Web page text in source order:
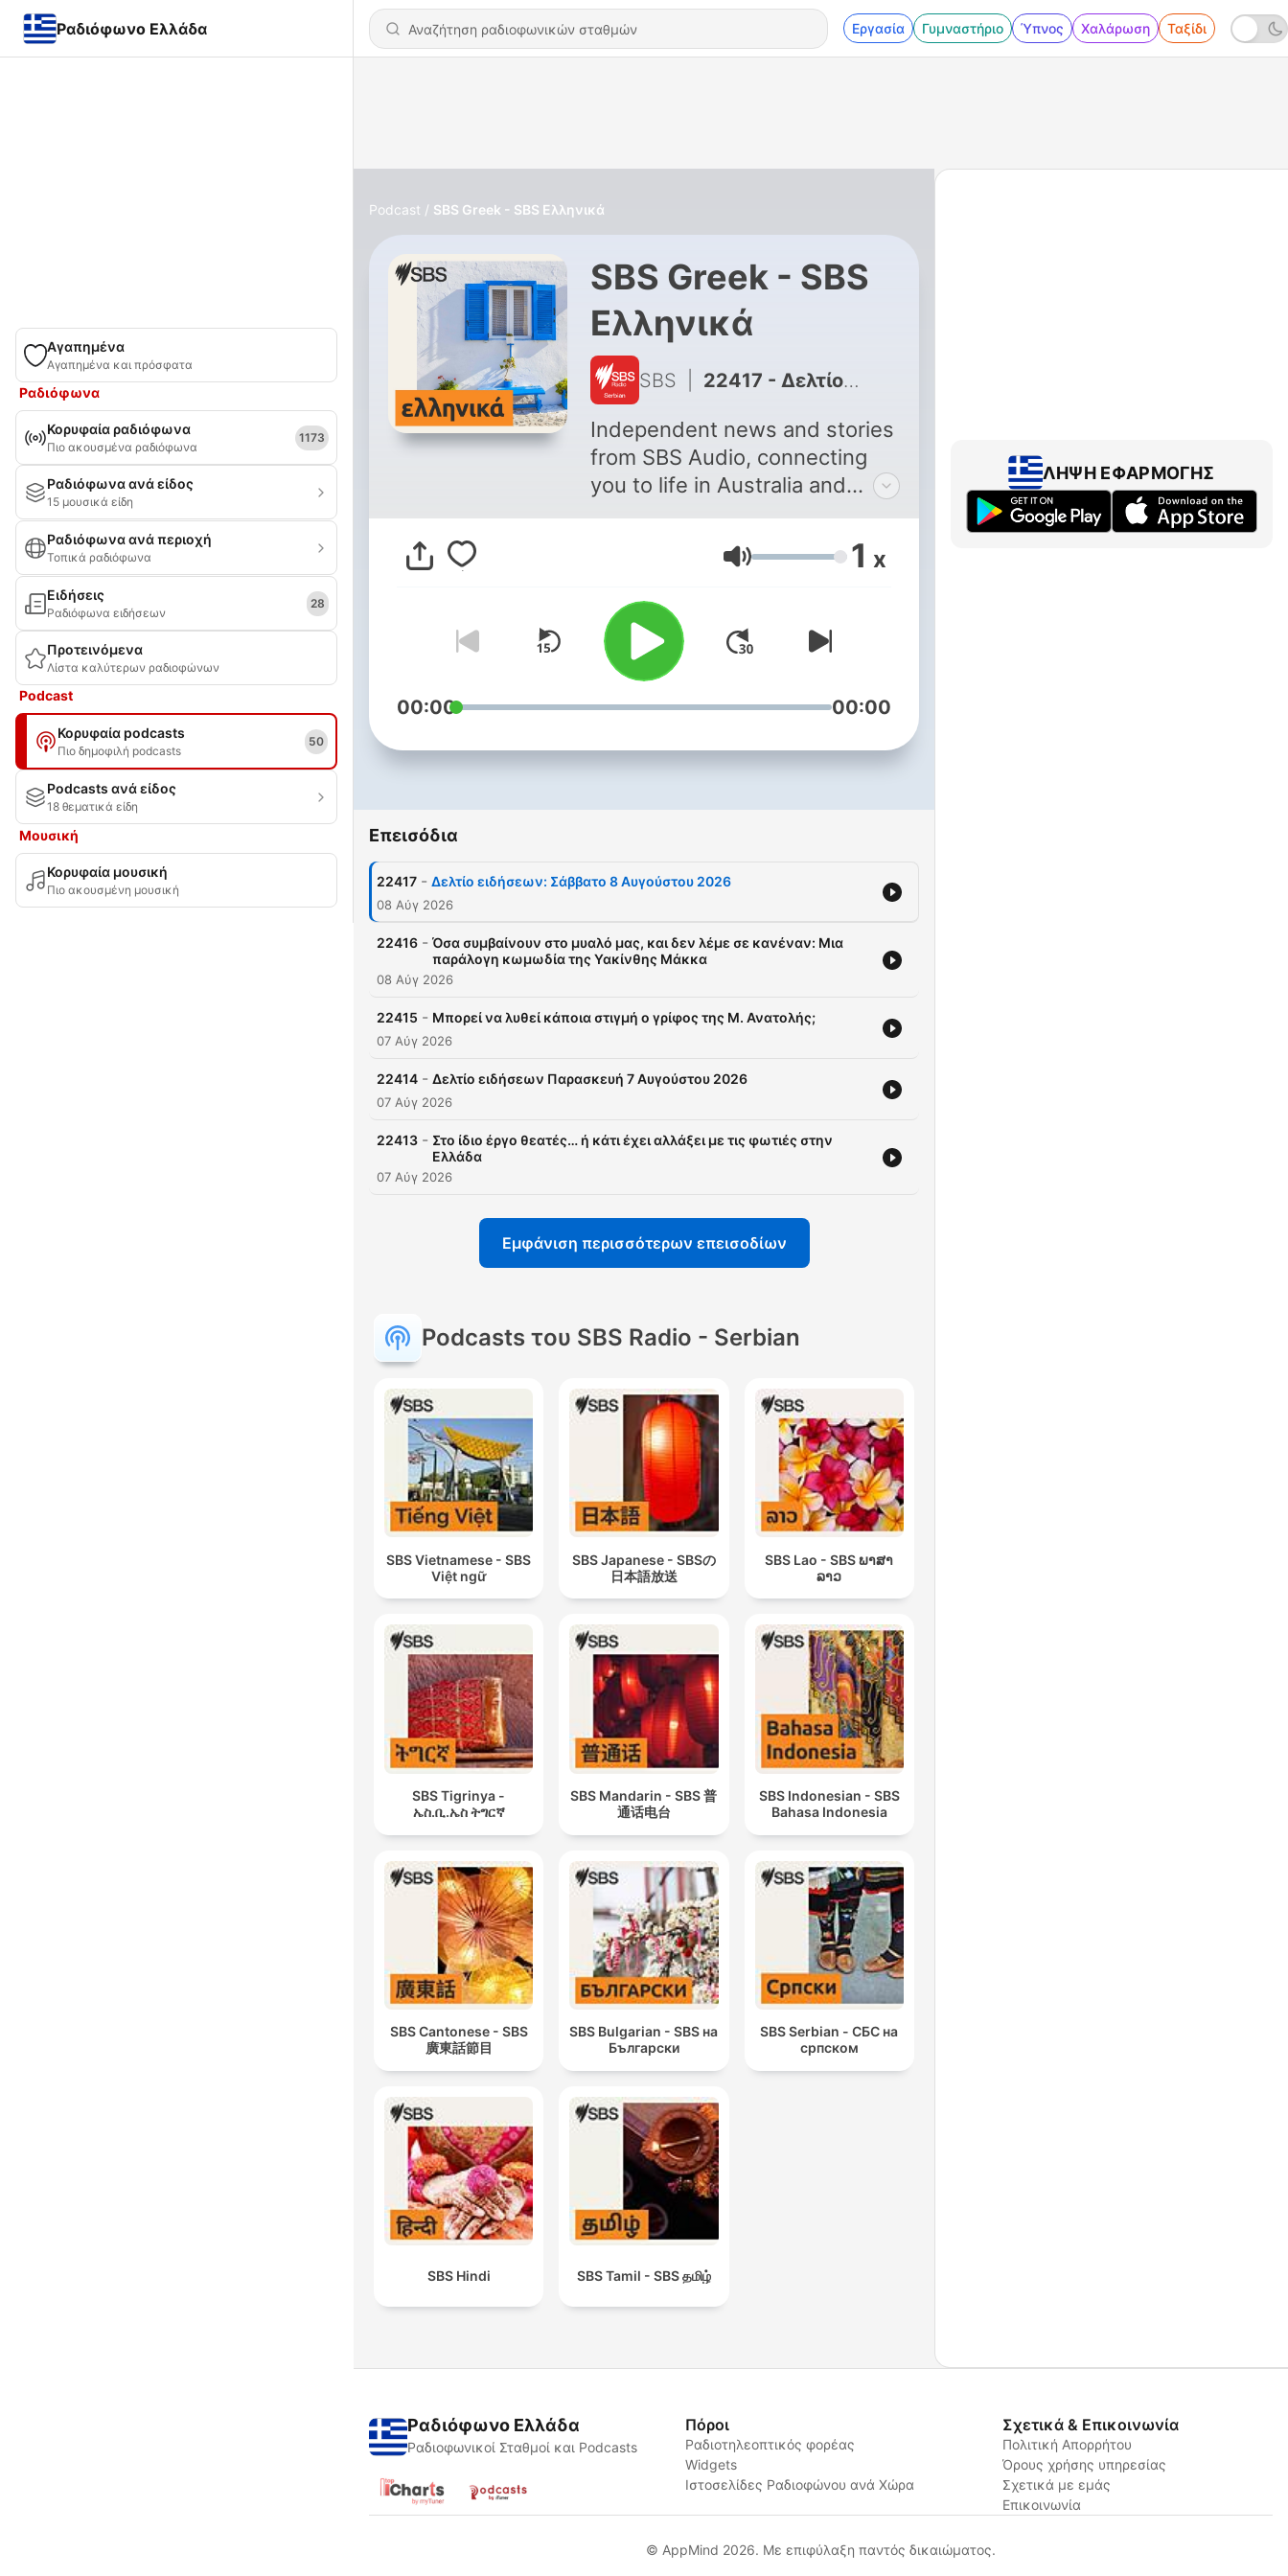
Ραδιόφωνο Ελλάδα Εργασία Γυμναστήριο Ύπνος Χαλάρωση Ταξίδι
Αγαπημένα
Αγαπημένα και πρόσφατα
Ραδιόφωνα
Κορυφαία ραδιόφωνα
Πιο ακουσμένα ραδιόφωνα
1173
Ραδιόφωνα ανά είδος
15 μουσικά είδη
Ραδιόφωνα ανά περιοχή
Τοπικά ραδιόφωνα
Ειδήσεις
Ραδιόφωνα ειδήσεων
28
Προτεινόμενα
Λίστα καλύτερων ραδιοφώνων
Podcast
Κορυφαία podcasts
Πιο δημοφιλή podcasts
50
Podcasts ανά είδος
18 θεματικά είδη
Μουσική
Κορυφαία μουσική
Πιο ακουσμένη μουσική
Podcast SBS Greek - SBS Ελληνικά
SBS Greek - SBS
Ελληνικά
SBS 22417 - Δελτίο ειδήσεων: Σάββατο 8 Αυγούστου 2026
Independent news and stories
from SBS Audio, connecting
you to life in Australia and
Greek-speaking Australians. -
Ακούστε συνεντεύξεις,
επίκαιρα θέματα και ιστορίες
από την παροικία από το
Ελληνικό Πρόγραμμα της
Ραδιοφωνίας SBS,
συμπεριλαμβανομένων των
ειδήσεων από την Αυστραλία
Ένταση 1 x
00:00 00:00
Επεισόδια
22417 - Δελτίο ειδήσεων: Σάββατο 8 Αυγούστου 2026
08 Αύγ 2026
22416 - Όσα συμβαίνουν στο μυαλό μας, και δεν λέμε σε κανέναν: Μια
παράλογη κωμωδία της Υακίνθης Μάκκα
08 Αύγ 2026
22415 - Μπορεί να λυθεί κάποια στιγμή ο γρίφος της Μ. Ανατολής;
07 Αύγ 2026
22414 - Δελτίο ειδήσεων Παρασκευή 7 Αυγούστου 2026
07 Αύγ 2026
22413 - Στο ίδιο έργο θεατές… ή κάτι έχει αλλάξει με τις φωτιές στην
Ελλάδα
07 Αύγ 2026
Εμφάνιση περισσότερων επεισοδίων
Podcasts του SBS Radio - Serbian
SBS Vietnamese - SBS
Việt ngữ
SBS Japanese - SBSの
日本語放送
SBS Lao - SBS ພາ​ສາ​
ລາວ
SBS Tigrinya -
ኤስ.ቢ.ኤስ ትግርኛ
SBS Mandarin - SBS 普
通话电台
SBS Indonesian - SBS
Bahasa Indonesia
SBS Cantonese - SBS
廣東話節目
SBS Bulgarian - SBS на
Български
SBS Serbian - СБС на
српском
SBS Hindi SBS Tamil - SBS தமிழ்
ΛΉΨΗ ΕΦΑΡΜΟΓΉΣ
Ραδιόφωνο Ελλάδα
Ραδιοφωνικοί Σταθμοί και Podcasts
Πόροι
Ραδιοτηλεοπτικός φορέας
Widgets
Ιστοσελίδες Ραδιοφώνου ανά Χώρα
Σχετικά & Επικοινωνία
Πολιτική Απορρήτου
Όρους χρήσης υπηρεσίας
Σχετικά με εμάς
Επικοινωνία
© AppMind 2026. Με επιφύλαξη παντός δικαιώματος.